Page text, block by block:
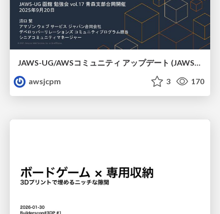
JAWS-UG/AWSコミュニティ アップデート (JAWS-UG函館支部)
awsjcpm
3 170